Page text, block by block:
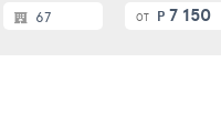
67 ОТ Р 7 150